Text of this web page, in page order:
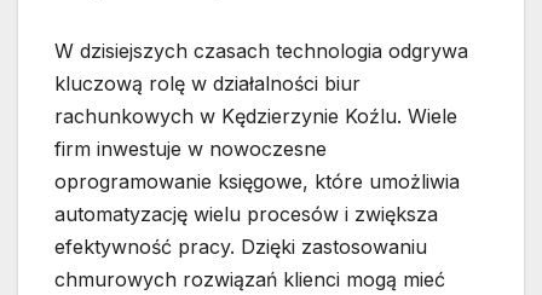
W dzisiejszych czasach technologia odgrywa
kluczową rolę w działalności biur
rachunkowych w Kędzierzynie Koźlu. Wiele
firm inwestuje w nowoczesne
oprogramowanie księgowe, które umożliwia
automatyzację wielu procesów i zwiększa
efektywność pracy. Dzięki zastosowaniu
chmurowych rozwiązań klienci mogą mieć